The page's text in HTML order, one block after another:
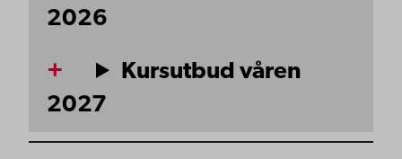
2026
Kursutbud våren
2027